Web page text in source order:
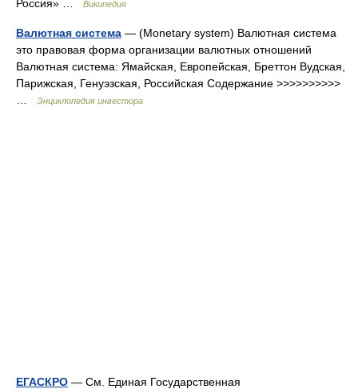
Россия» …
Википедия
Валютная система — (Monetary system) Валютная система
это правовая форма организации валютных отношений
Валютная система: Ямайская, Европейская, Бреттон Вудская,
Парижская, Генуэзская, Российская Содержание >>>>>>>>>>
Энциклопедия инвестора
ЕГАСКРО — См. Единая Государственная